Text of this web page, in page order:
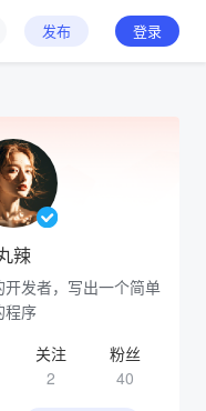
发布 登录
辣
发者，写出一个简单
程序
关注
2
粉丝
40